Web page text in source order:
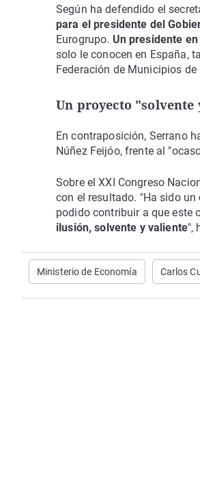
Según ha defendido el
para el presidente del
Eurogrupo. Un presidente
solo le conocen en España,
Federación de Municipios
Un proyecto "solvente
En contraposición, Serrano
Núñez Feijóo, frente al
Sobre el XXI Congreso
con el resultado. "Ha sido un
podido contribuir a que este
ilusión, solvente y valiente",
Ministerio de Economía Carlos